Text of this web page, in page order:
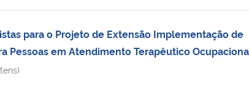
para o Projeto de Extensão Implementação de
Pessoas em Atendimento Terapêutico